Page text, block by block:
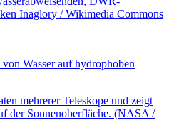
Wasser auf hydrophoben